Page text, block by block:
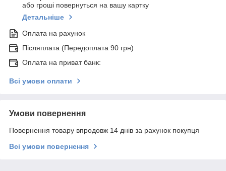
або гроші повернуться на вашу картку
Детальніше
Оплата на рахунок
Післяплата (Передоплата 90 грн)
Оплата на приват банк:
Всі умови оплати
Умови повернення
Повернення товару впродовж 14 днів за рахунок покупця
Всі умови повернення